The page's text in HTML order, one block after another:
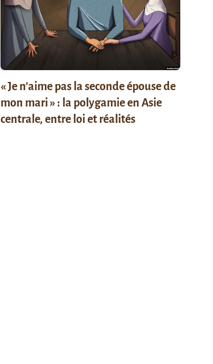
« Je n’aime pas la seconde épouse de
mon mari » : la polygamie en Asie
centrale, entre loi et réalités